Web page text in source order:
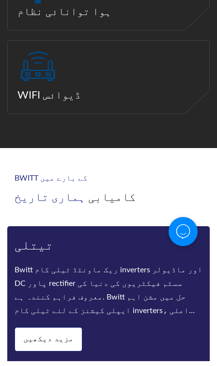
ہوا توانائی نظام
WIFI ڈیوائس
BWITT کے بارے میں
کامیابی ہماری تاریخ
20 سال
60 سے زیادہ ممالک / خطوں میں صارفین کی مدد کے
لئے 20 سال سے زیادہ OEM تجربے کے ساتھ ،
BWITT نے مکمل کوالٹی کنٹرول سسٹم قائم کیا
ہے ، ہمارے پاس سنگین مواد ، ایس ایم ٹی ،
اور پی
مزید دیکھیں